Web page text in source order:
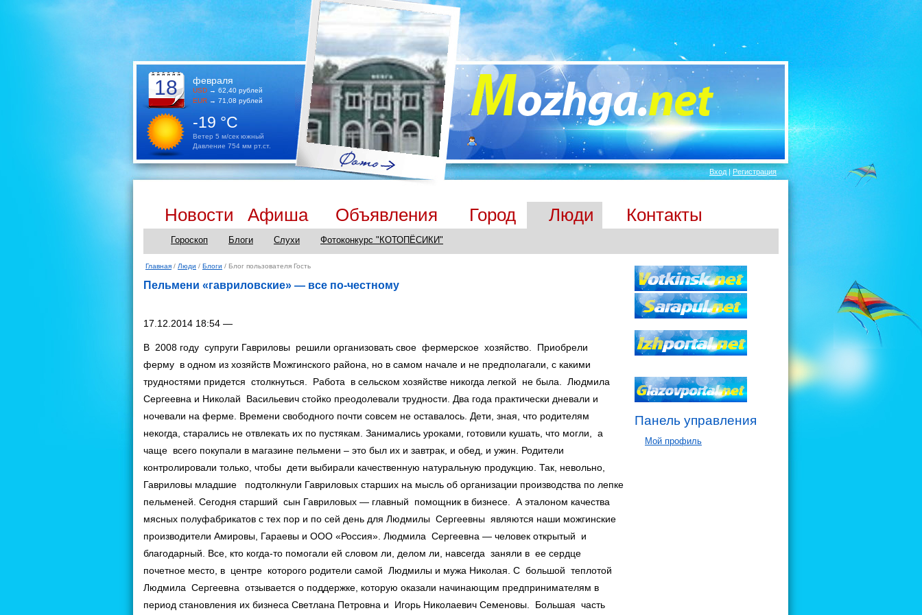
Вход| Регистрация
18 февраля
USD → 62,40 рублей
EUR → 71,08 рублей
-19 °C
Ветер 5 м/сек южный
Давление 754 мм рт.ст.
Новости Афиша Объявления Город Люди Контакты
Гороскоп Блоги Слухи Фотоконкурс "КОТОПЁСИКИ"
Главная / Люди / Блоги / Блог пользователя Гость
Пельмени «гавриловские» — все по-честному
17.12.2014 18:54 —
В 2008 году супруги Гавриловы решили организовать свое фермерское хозяйство. Приобрели
ферму в одном из хозяйств Можгинского района, но в самом начале и не предполагали, с какими
трудностями придется столкнуться. Работа в сельском хозяйстве никогда легкой не была. Людмила
Сергеевна и Николай Васильевич стойко преодолевали трудности. Два года практически дневали и
ночевали на ферме. Времени свободного почти совсем не оставалось. Дети, зная, что родителям
некогда, старались не отвлекать их по пустякам. Занимались уроками, готовили кушать, что могли, а
чаще всего покупали в магазине пельмени – это был их и завтрак, и обед, и ужин. Родители
контролировали только, чтобы дети выбирали качественную натуральную продукцию. Так, невольно,
Гавриловы младшие подтолкнули Гавриловых старших на мысль об организации производства по лепке
пельменей. Сегодня старший сын Гавриловых — главный помощник в бизнесе. А эталоном качества
мясных полуфабрикатов с тех пор и по сей день для Людмилы Сергеевны являются наши можгинские
производители Амировы, Гараевы и ООО «Россия». Людмила Сергеевна — человек открытый и
благодарный. Все, кто когда-то помогали ей словом ли, делом ли, навсегда заняли в ее сердце
почетное место, в центре которого родители самой Людмилы и мужа Николая. С большой теплотой
Людмила Сергеевна отзывается о поддержке, которую оказали начинающим предпринимателям в
период становления их бизнеса Светлана Петровна и Игорь Николаевич Семеновы. Большая часть
Панель управления
Мой профиль